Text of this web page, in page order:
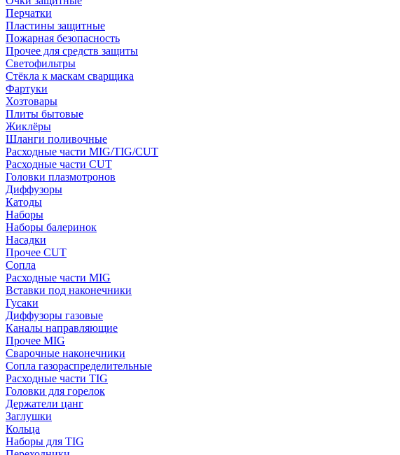
Перчатки
Пластины защитные
Пожарная безопасность
Прочее для средств защиты
Светофильтры
Стёкла к маскам сварщика
Фартуки
Хозтовары
Плиты бытовые
Жиклёры
Шланги поливочные
Расходные части MIG/TIG/CUT
Расходные части CUT
Головки плазмотронов
Диффузоры
Катоды
Наборы
Наборы балеринок
Насадки
Прочее CUT
Сопла
Расходные части MIG
Вставки под наконечники
Гусаки
Диффузоры газовые
Каналы направляющие
Прочее MIG
Сварочные наконечники
Сопла газораспределительные
Расходные части TIG
Головки для горелок
Держатели цанг
Заглушки
Кольца
Наборы для TIG